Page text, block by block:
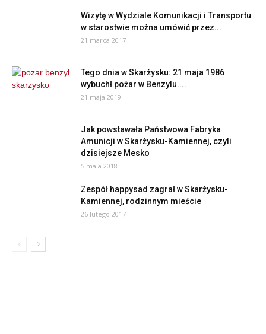
Wizytę w Wydziale Komunikacji i Transportu
w starostwie można umówić przez...
21 marca 2017
Tego dnia w Skarżysku: 21 maja 1986
wybuchł pożar w Benzylu....
21 maja 2019
Jak powstawała Państwowa Fabryka
Amunicji w Skarżysku-Kamiennej, czyli
dzisiejsze Mesko
5 maja 2018
Zespół happysad zagrał w Skarżysku-
Kamiennej, rodzinnym mieście
26 lutego 2017